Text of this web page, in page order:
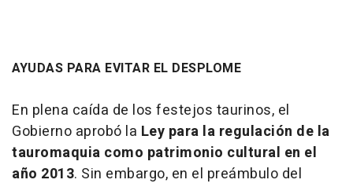
AYUDAS PARA EVITAR EL DESPLOME
En plena caída de los festejos taurinos, el
Gobierno aprobó la Ley para la regulación de la
tauromaquia como patrimonio cultural en el
año 2013. Sin embargo, en el preámbulo del